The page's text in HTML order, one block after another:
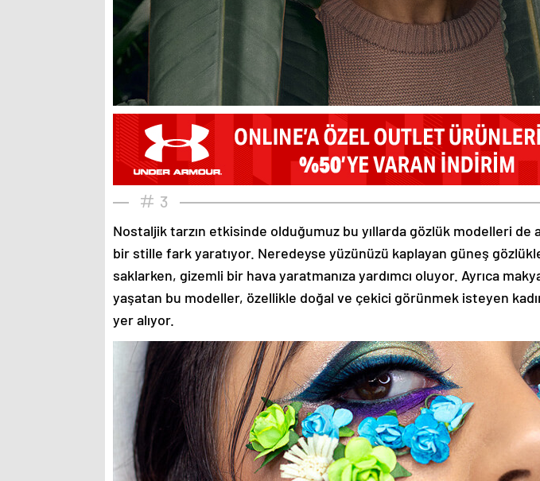
3
Nostaljik tarzın etkisinde olduğumuz bu yıllarda gözlük modelleri de
bir stille fark yaratıyor. Neredeyse yüzünüzü kaplayan güneş
saklarken, gizemli bir hava yaratmanıza yardımcı oluyor. Ayrıca
yaşatan bu modeller, özellikle doğal ve çekici görünmek isteyen
yer alıyor.